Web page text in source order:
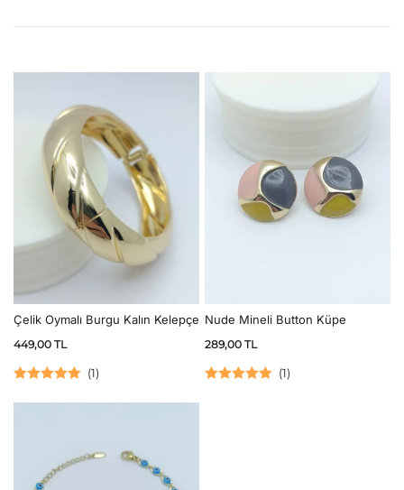
Çelik Oymalı Burgu Kalın Kelepçe
449,00 TL
(1)
Nude Mineli Button Küpe
289,00 TL
(1)